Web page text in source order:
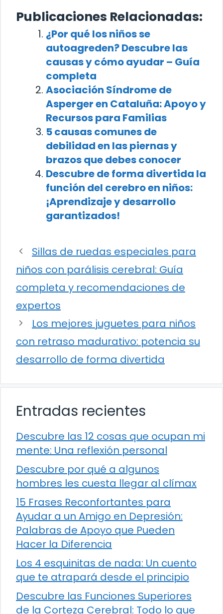
Publicaciones Relacionadas:
¿Por qué los niños se
autoagreden? Descubre las
causas y cómo ayudar – Guía
completa
Asociación Síndrome de
Asperger en Cataluña: Apoyo y
Recursos para Familias
5 causas comunes de
debilidad en las piernas y
brazos que debes conocer
Descubre de forma divertida la
función del cerebro en niños:
¡Aprendizaje y desarrollo
garantizados!
Sillas de ruedas especiales para
niños con parálisis cerebral: Guía
completa y recomendaciones de
expertos
Los mejores juguetes para niños
con retraso madurativo: potencia su
desarrollo de forma divertida
Entradas recientes
Descubre las 12 cosas que ocupan mi
mente: Una reflexión personal
Descubre por qué a algunos
hombres les cuesta llegar al clímax
15 Frases Reconfortantes para
Ayudar a un Amigo en Depresión:
Palabras de Apoyo que Pueden
Hacer la Diferencia
Los 4 esquinitas de nada: Un cuento
que te atrapará desde el principio
Descubre las Funciones Superiores
de la Corteza Cerebral: Todo lo que